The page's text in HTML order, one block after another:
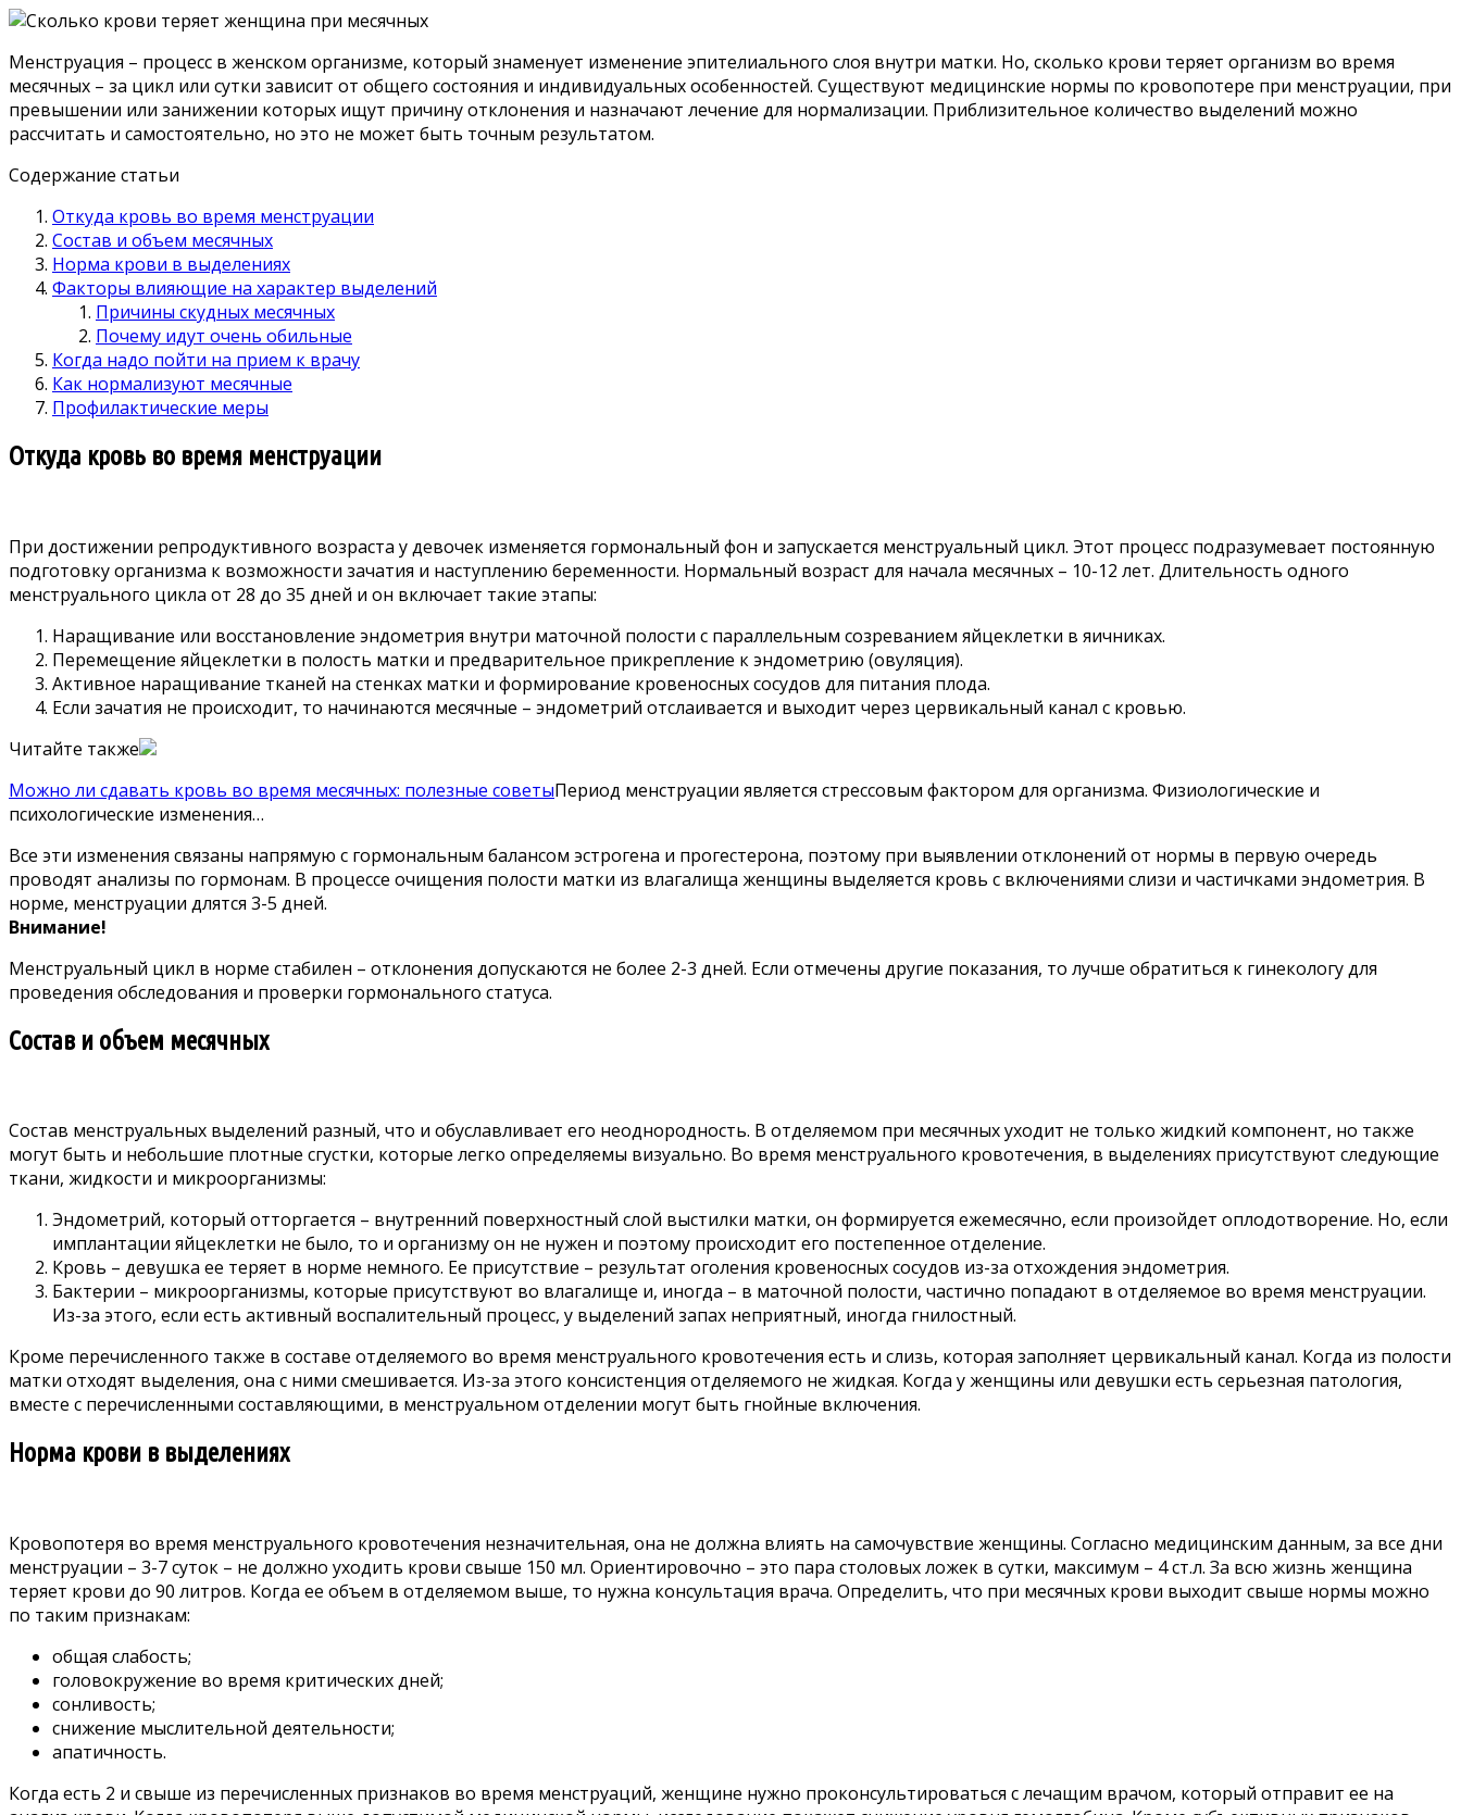
Менструация – процесс в женском организме, который знаменует изменение эпителиального слоя внутри матки. Но, сколько крови теряет организм во время
месячных – за цикл или сутки зависит от общего состояния и индивидуальных особенностей. Существуют медицинские нормы по кровопотере при менструации, при
превышении или занижении которых ищут причину отклонения и назначают лечение для нормализации. Приблизительное количество выделений можно
рассчитать и самостоятельно, но это не может быть точным результатом.
Содержание статьи
Откуда кровь во время менструации
Состав и объем месячных
Норма крови в выделениях
Факторы влияющие на характер выделений
Причины скудных месячных
Почему идут очень обильные
Когда надо пойти на прием к врачу
Как нормализуют месячные
Профилактические меры
Откуда кровь во время менструации
При достижении репродуктивного возраста у девочек изменяется гормональный фон и запускается менструальный цикл. Этот процесс подразумевает постоянную
подготовку организма к возможности зачатия и наступлению беременности. Нормальный возраст для начала месячных – 10-12 лет. Длительность одного
менструального цикла от 28 до 35 дней и он включает такие этапы:
Наращивание или восстановление эндометрия внутри маточной полости с параллельным созреванием яйцеклетки в яичниках.
Перемещение яйцеклетки в полость матки и предварительное прикрепление к эндометрию (овуляция).
Активное наращивание тканей на стенках матки и формирование кровеносных сосудов для питания плода.
Если зачатия не происходит, то начинаются месячные – эндометрий отслаивается и выходит через цервикальный канал с кровью.
Читайте также
Можно ли сдавать кровь во время месячных: полезные советыПериод менструации является стрессовым фактором для организма. Физиологические и
психологические изменения…
Все эти изменения связаны напрямую с гормональным балансом эстрогена и прогестерона, поэтому при выявлении отклонений от нормы в первую очередь
проводят анализы по гормонам. В процессе очищения полости матки из влагалища женщины выделяется кровь с включениями слизи и частичками эндометрия. В
норме, менструации длятся 3-5 дней.
Внимание!
Менструальный цикл в норме стабилен – отклонения допускаются не более 2-3 дней. Если отмечены другие показания, то лучше обратиться к гинекологу для
проведения обследования и проверки гормонального статуса.
Состав и объем месячных
Состав менструальных выделений разный, что и обуславливает его неоднородность. В отделяемом при месячных уходит не только жидкий компонент, но также
могут быть и небольшие плотные сгустки, которые легко определяемы визуально. Во время менструального кровотечения, в выделениях присутствуют следующие
ткани, жидкости и микроорганизмы:
Эндометрий, который отторгается – внутренний поверхностный слой выстилки матки, он формируется ежемесячно, если произойдет оплодотворение. Но, если
имплантации яйцеклетки не было, то и организму он не нужен и поэтому происходит его постепенное отделение.
Кровь – девушка ее теряет в норме немного. Ее присутствие – результат оголения кровеносных сосудов из-за отхождения эндометрия.
Бактерии – микроорганизмы, которые присутствуют во влагалище и, иногда – в маточной полости, частично попадают в отделяемое во время менструации.
Из-за этого, если есть активный воспалительный процесс, у выделений запах неприятный, иногда гнилостный.
Кроме перечисленного также в составе отделяемого во время менструального кровотечения есть и слизь, которая заполняет цервикальный канал. Когда из полости
матки отходят выделения, она с ними смешивается. Из-за этого консистенция отделяемого не жидкая. Когда у женщины или девушки есть серьезная патология,
вместе с перечисленными составляющими, в менструальном отделении могут быть гнойные включения.
Норма крови в выделениях
Кровопотеря во время менструального кровотечения незначительная, она не должна влиять на самочувствие женщины. Согласно медицинским данным, за все дни
менструации – 3-7 суток – не должно уходить крови свыше 150 мл. Ориентировочно – это пара столовых ложек в сутки, максимум – 4 ст.л. За всю жизнь женщина
теряет крови до 90 литров. Когда ее объем в отделяемом выше, то нужна консультация врача. Определить, что при месячных крови выходит свыше нормы можно
по таким признакам:
общая слабость;
головокружение во время критических дней;
сонливость;
снижение мыслительной деятельности;
апатичность.
Когда есть 2 и свыше из перечисленных признаков во время менструаций, женщине нужно проконсультироваться с лечащим врачом, который отправит ее на